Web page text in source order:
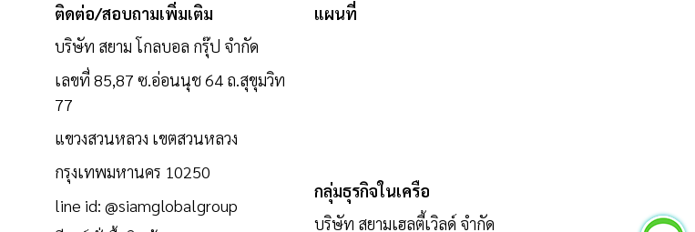
ติดต่อ/สอบถามเพิ่มเติม
บริษัท สยาม โกลบอล กรุ๊ป จำกัด
เลขที่ 85,87 ซ.อ่อนนุช 64 ถ.สุขุมวิท
77
แขวงสวนหลวง เขตสวนหลวง
กรุงเทพมหานคร 10250
line id:@siamglobalgroup
แผนที่
กลุ่มธุรกิจในเครือ
บริษัท สยามเฮลตี้เวิลด์ จำกัด